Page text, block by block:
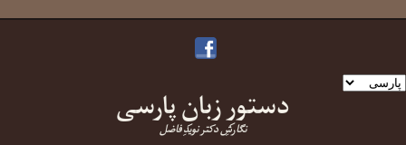
یک
دستورِ زبانِ پارسی
نگارشِ دکتر نویدِ فاضل